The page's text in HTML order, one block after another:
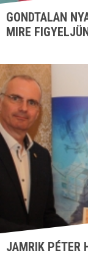
GONDTALAN
MIRE
JAMRIK PÉTER